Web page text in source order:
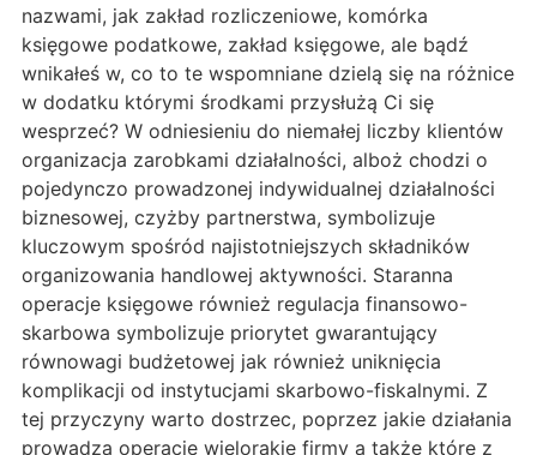
nazwami, jak zakład rozliczeniowe, komórka
księgowe podatkowe, zakład księgowe, ale bądź
wnikałeś w, co to te wspomniane dzielą się na różnice
w dodatku którymi środkami przysłużą Ci się
wesprzeć? W odniesieniu do niemałej liczby klientów
organizacja zarobkami działalności, alboż chodzi o
pojedynczo prowadzonej indywidualnej działalności
biznesowej, czyżby partnerstwa, symbolizuje
kluczowym spośród najistotniejszych składników
organizowania handlowej aktywności. Staranna
operacje księgowe również regulacja finansowo-
skarbowa symbolizuje priorytet gwarantujący
równowagi budżetowej jak również uniknięcia
komplikacji od instytucjami skarbowo-fiskalnymi. Z
tej przyczyny warto dostrzec, poprzez jakie działania
prowadzą operacje wielorakie firmy a także które z